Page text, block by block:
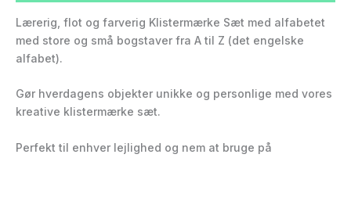
Lærerig, flot og farverig Klistermærke Sæt med alfabetet
med store og små bogstaver fra A til Z (det engelske
alfabet).
Gør hverdagens objekter unikke og personlige med vores
kreative klistermærke sæt.
Perfekt til enhver lejlighed og nem at bruge på